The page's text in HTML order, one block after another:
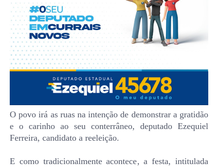
O povo irá as ruas na intenção de demonstrar a gratidão
e o carinho ao seu conterrâneo, deputado Ezequiel
Ferreira, candidato a reeleição.
E como tradicionalmente acontece, a festa, intitulada